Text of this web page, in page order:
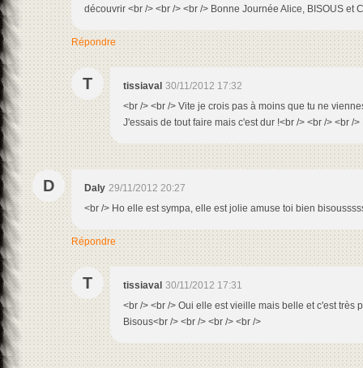
découvrir <br /> <br /> <br /> Bonne Journée Alice, BISOUS et
Répondre
T tissiaval 30/11/2012 17:32
<br /> <br /> Vite je crois pas à moins que tu ne
J'essais de tout faire mais c'est dur !<br /> <br /> <br /
D Daly 29/11/2012 20:27
<br /> Ho elle est sympa, elle est jolie amuse toi bien
Répondre
T tissiaval 30/11/2012 17:31
<br /> <br /> Oui elle est vieille mais belle et c'est très
Bisous<br /> <br /> <br /> <br />